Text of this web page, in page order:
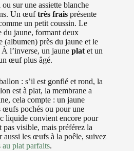
sur une assiette blanche
Un œuftrès frais présente
un petit coussin. Le
du jaune, formant deux
(albumen) près du jaune et le
l’inverse, un jaune plat et un
œuf plus âgé.
: s’il est gonflé et rond, la
est à plat, la membrane a
cela compte : un jaune
œufs pochés ou pour une
liquide convient encore pour
pas visible, mais préférez la
aussi les œufs à la poêle, suivez
plat parfaits.